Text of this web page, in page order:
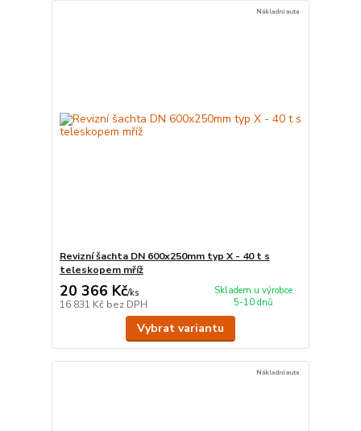
Nákladní auta
Revizní šachta DN 600x250mm typ X - 40 t s
teleskopem mříž
20 366 Kč/ks
16 831 Kč bez DPH
Skladem u výrobce
5-10 dnů
Vybrat variantu
Nákladní auta